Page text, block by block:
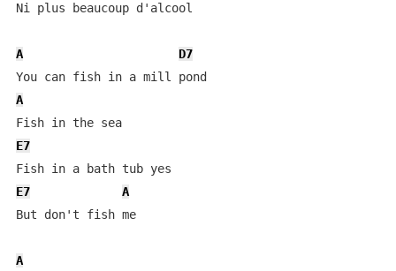
Ni plus beaucoup d'alcool
A
D7
A
Fish in the sea
E7
E7
A
But don't fish me
A